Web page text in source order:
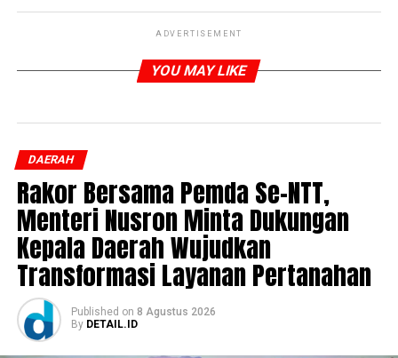
ADVERTISEMENT
YOU MAY LIKE
DAERAH
Rakor Bersama Pemda Se-NTT,
Menteri Nusron Minta Dukungan
Kepala Daerah Wujudkan
Transformasi Layanan Pertanahan
Published on 8 Agustus 2026
By DETAIL.ID